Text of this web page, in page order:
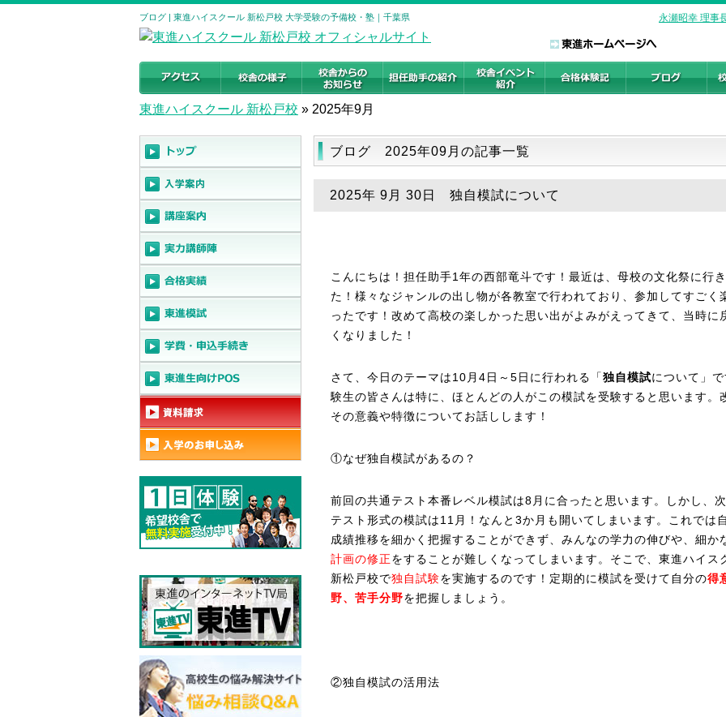
ブログ | 東進ハイスクール 新松戸校 大学受験の予備校・塾｜千葉県 永瀬昭幸 理事
東進ハイスクール 新松戸校 » 2025年9月
ブログ 2025年09月の記事一覧
2025年 9月 30日 独自模試について
こんにちは！担任助手1年の西部竜斗です！最近は、母校の文化祭に行
た！様々なジャンルの出し物が各教室で行われており、参加してすごく
ったです！改めて高校の楽しかった思い出がよみがえってきて、当時に
くなりました！
さて、今日のテーマは10月4日～5日に行われる「独自模試について」
験生の皆さんは特に、ほとんどの人がこの模試を受験すると思います。
その意義や特徴についてお話しします！
①なぜ独自模試があるの？
前回の共通テスト本番レベル模試は8月に合ったと思います。しかし、
テスト形式の模試は11月！なんと3か月も開いてしまいます。これでは
成績推移を細かく把握することができず、みんなの学力の伸びや、細か
計画の修正をすることが難しくなってしまいます。そこで、東進ハイス
新松戸校で独自試験を実施するのです！定期的に模試を受けて自分の得
野、苦手分野を把握しましょう。
②独自模試の活用法